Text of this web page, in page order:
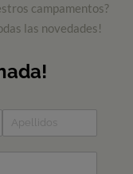
campamentos?
las novedades!